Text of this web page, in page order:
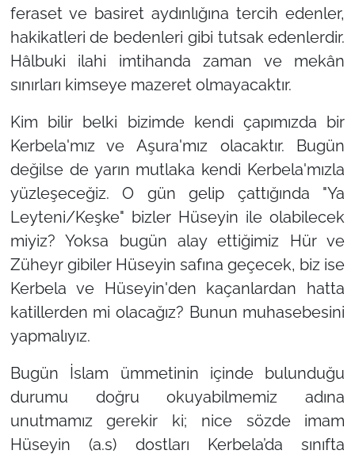
feraset ve basiret aydınlığına tercih edenler,
hakikatleri de bedenleri gibi tutsak edenlerdir.
Hâlbuki ilahi imtihanda zaman ve mekân
sınırları kimseye mazeret olmayacaktır.
Kim bilir belki bizimde kendi çapımızda bir
Kerbela'mız ve Aşura'mız olacaktır. Bugün
değilse de yarın mutlaka kendi Kerbela'mızla
yüzleşeceğiz. O gün gelip çattığında "Ya
Leyteni/Keşke" bizler Hüseyin ile olabilecek
miyiz? Yoksa bugün alay ettiğimiz Hür ve
Züheyr gibiler Hüseyin safına geçecek, biz ise
Kerbela ve Hüseyin'den kaçanlardan hatta
katillerden mi olacağız? Bunun muhasebesini
yapmalıyız.
Bugün İslam ümmetinin içinde bulunduğu
durumu doğru okuyabilmemiz adına
unutmamız gerekir ki; nice sözde imam
Hüseyin (a.s) dostları Kerbela’da sınıfta